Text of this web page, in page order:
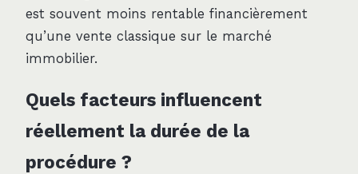
est souvent moins rentable financièrement
qu’une vente classique sur le marché
immobilier.
Quels facteurs influencent
réellement la durée de la
procédure ?